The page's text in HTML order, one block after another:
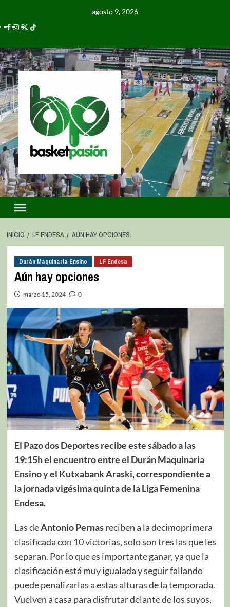
agosto 9, 2026
INICIO LF ENDESA AÚN HAY OPCIONES
Durán Maquinaria Ensino LF Endesa
Aún hay opciones
marzo 15, 2024 0
El Pazo dos Deportes recibe este sábado a las
19:15h el encuentro entre el Durán Maquinaria
Ensino y el Kutxabank Araski, correspondiente a
la jornada vigésima quinta de la Liga Femenina
Endesa.
Las deAntonio Pernasreciben a la decimoprimera
clasificada con 10 victorias, solo son tres las que les
separan. Por lo que es importante ganar, ya que la
clasificación está muy igualada y seguir fallando
puede penalizarlas a estas alturas de la temporada.
Vuelven a casa para disfrutar delante de los suyos,